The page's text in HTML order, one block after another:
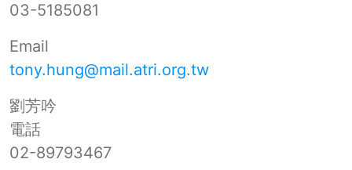
03-5185081
Email
tony.hung@mail.atri.org.tw
劉芳吟
電話
02-89793467